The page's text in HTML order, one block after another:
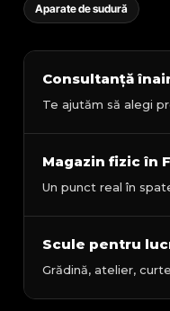
Aparate de sudură
Consultanță
Te ajutăm să alegi
Magazin fizic în
Un punct real în
Scule pentru
Grădină, atelier,